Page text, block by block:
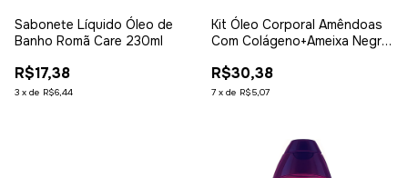
Sabonete Líquido Óleo de
Banho Romã Care 230ml
R$17,38
3 x de R$6,44
Kit Óleo Corporal Amêndoas
Com Colágeno+Ameixa Negra
R$30,38
7 x de R$5,07